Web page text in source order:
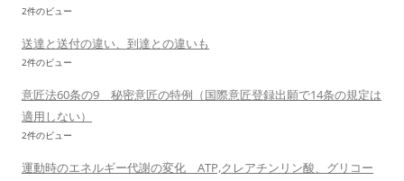
2件のビュー
送達と送付の違い、到達との違いも
2件のビュー
意匠法60条の9 秘密意匠の特例（国際意匠登録出願で14条の規定は
適用しない）
2件のビュー
運動時のエネルギー代謝の変化 ATP,クレアチンリン酸、グリコー